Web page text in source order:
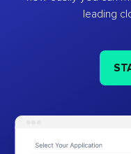
leading